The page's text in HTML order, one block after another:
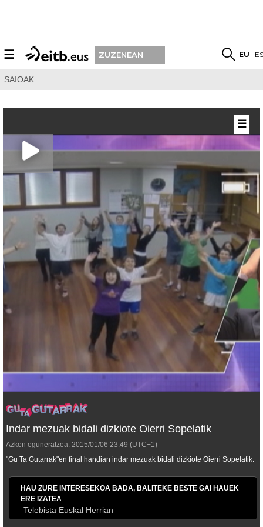
☰ ZUZENEAN EU
SAIOAK
Indar mezuak bidali dizkiote Oierri Sopelatik
Azken eguneratzea: 2015/01/06 23:49 (UTC+1)
"Gu Ta Gutarrak"en final handian indar mezuak bidali dizkiote Oierri Sopelatik.
HAU ZURE INTERESEKOA BADA, BALITEKE BESTE GAI HAUEK
ERE IZATEA
Telebista Euskal Herrian
☰